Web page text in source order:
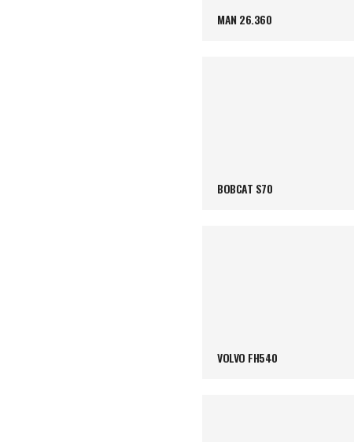
MAN 26.360
BOBCAT S70
VOLVO FH540